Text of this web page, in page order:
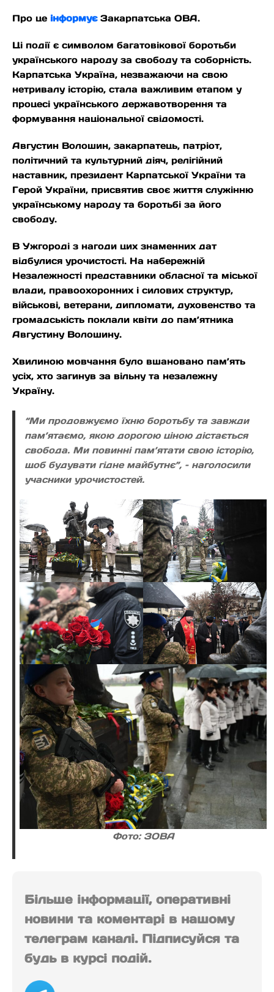
Про це інформуєЗакарпатська ОВА.
Ці події є символом багатовікової боротьби
українського народу за свободу та соборність.
Карпатська Україна, незважаючи на свою
нетривалу історію, стала важливим етапом у
процесі українського державотворення та
формування національної свідомості.
Августин Волошин, закарпатець, патріот,
політичний та культурний діяч, релігійний
наставник, президент Карпатської України та
Герой України, присвятив своє життя служінню
українському народу та боротьбі за його
свободу.
В Ужгороді з нагоди цих знаменних дат
відбулися урочистості. На набережній
Незалежності представники обласної та міської
влади, правоохоронних і силових структур,
військові, ветерани, дипломати, духовенство та
громадськість поклали квіти до пам’ятника
Августину Волошину.
Хвилиною мовчання було вшановано пам’ять
усіх, хто загинув за вільну та незалежну
Україну.
“Ми продовжуємо їхню боротьбу та завжди
пам’ятаємо, якою дорогою ціною дістається
свобода. Ми повинні пам’ятати свою історію,
щоб будувати гідне майбутнє”, – наголосили
учасники урочистостей.
Фото: ЗОВА
Більше інформації, оперативні
новини та коментарі в нашому
телеграм каналі. Підписуйся та
будь в курсі подій.